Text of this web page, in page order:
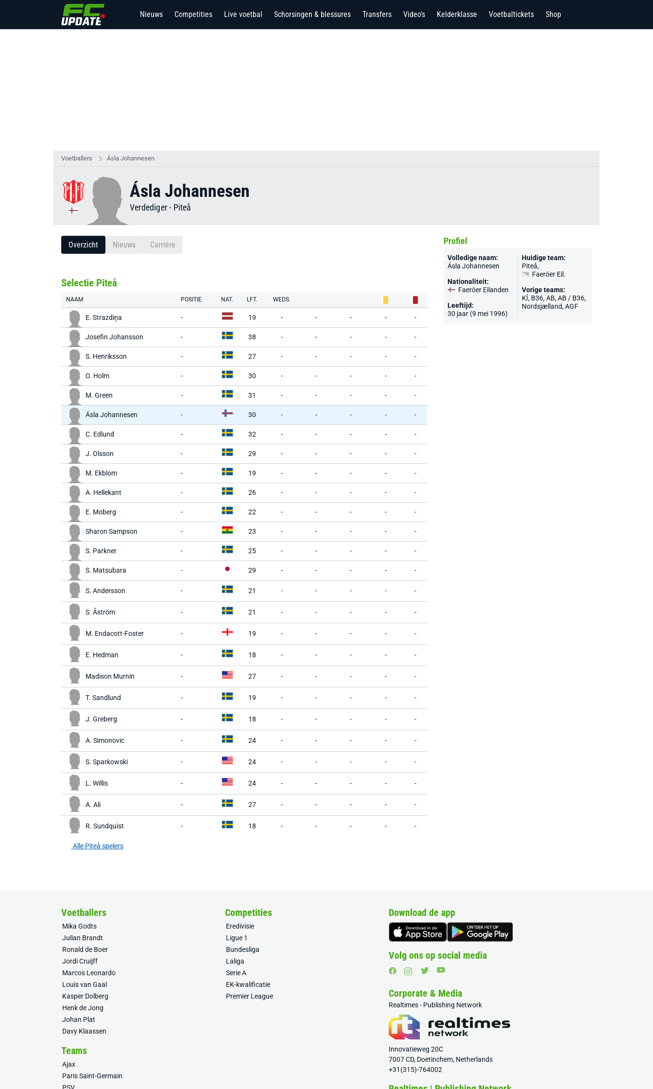
Nieuws Competities Live voetbal Schorsingen & blessures Transfers Video's Kelderklasse Voetbaltickets Shop
Voetballers Ásla Johannesen
Ásla Johannesen
Verdediger- Piteå
Overzicht Nieuws Carrière
Selectie Piteå
NAAM POSITIE NAT. LFT. WEDS.
E. Strazdiņa - 19 - - - - -
Josefin Johansson - 38 - - - - -
S. Henriksson - 27 - - - - -
O. Holm - 30 - - - - -
M. Green - 31 - - - - -
Ásla Johannesen - 30 - - - - -
C. Edlund - 32 - - - - -
J. Olsson - 29 - - - - -
M. Ekblom - 19 - - - - -
A. Hellekant - 26 - - - - -
E. Moberg - 22 - - - - -
Sharon Sampson - 23 - - - - -
S. Parkner - 25 - - - - -
S. Matsubara - 29 - - - - -
S. Andersson - 21 - - - - -
S. Åström - 21 - - - - -
M. Endacott-Foster - 19 - - - - -
E. Hedman - 18 - - - - -
Madison Murnin - 27 - - - - -
T. Sandlund - 19 - - - - -
J. Greberg - 18 - - - - -
A. Simonovic - 24 - - - - -
S. Sparkowski - 24 - - - - -
L. Willis - 24 - - - - -
A. Ali - 27 - - - - -
R. Sundquist - 18 - - - - -
Alle Piteå spelers
Profiel
Volledige naam:
Ásla Johannesen
Nationaliteit:
Faeröer Eilanden
Leeftijd:
30 jaar (9 mei 1996)
Huidige team:
Piteå,
Faeröer Eil.
Vorige teams:
KÍ, B36, AB, AB / B36,
Nordsjælland, AGF
Voetballers
Mika Godts
Julian Brandt
Ronald de Boer
Jordi Cruijff
Marcos Leonardo
Louis van Gaal
Kasper Dolberg
Henk de Jong
Johan Plat
Davy Klaassen
Competities
Eredivisie
Ligue 1
Bundesliga
Laliga
Serie A
EK-kwalificatie
Premier League
Teams
Ajax
Paris Saint-Germain
Download de app
Volg ons op social media
Corporate & Media
Realtimes - Publishing Network
Innovatieweg 20C
7007 CD, Doetinchem, Netherlands
+31(315)-764002